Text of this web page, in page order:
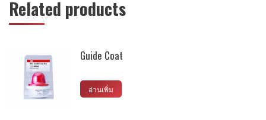
Related products
Guide Coat
อ่านเพิ่ม